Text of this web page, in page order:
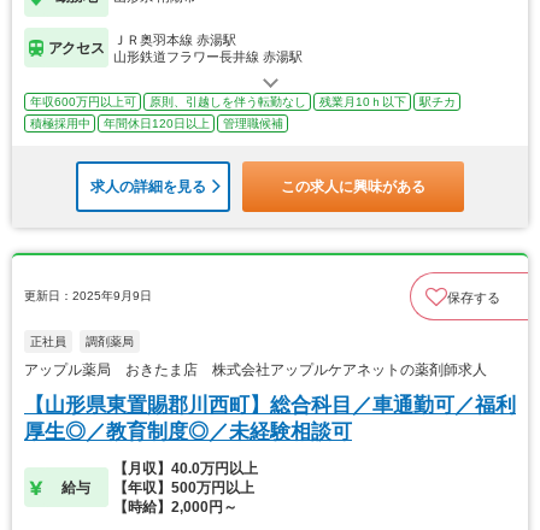
アクセス
ＪＲ奥羽本線 赤湯駅
山形鉄道フラワー長井線 赤湯駅
年収600万円以上可 原則、引越しを伴う転勤なし 残業月10ｈ以下
駅チカ
積極採用中
年間休日120日以上 管理職候補
求人の詳細を見る この求人に興味がある
更新日：2025年9月9日 保存する
正社員 調剤薬局
アップル薬局 おきたま店 株式会社アップルケアネットの薬剤師求人
【山形県東置賜郡川西町】総合科目／車通勤可／福利
厚生◎／教育制度◎／未経験相談可
給与
【月収】40.0万円以上
【年収】500万円以上
【時給】2,000円～